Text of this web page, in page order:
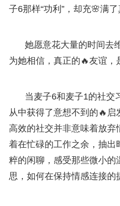
子6那样“功利”，却充🌸满了
她愿意花大量的时间去
为她相信，真正的🔥友谊，
当麦子6和麦子1的社交
从中获得了意想不到的🔥启
高效的社交并非意味着放弃
着在忙碌的工作之余，抽出
粹的闲聊，感受那些微小的
思，如何在保持情感连接的